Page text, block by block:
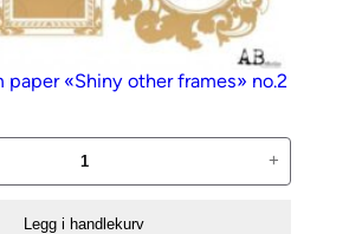
paper «Shiny other frames» no.2
+
Legg i handlekurv